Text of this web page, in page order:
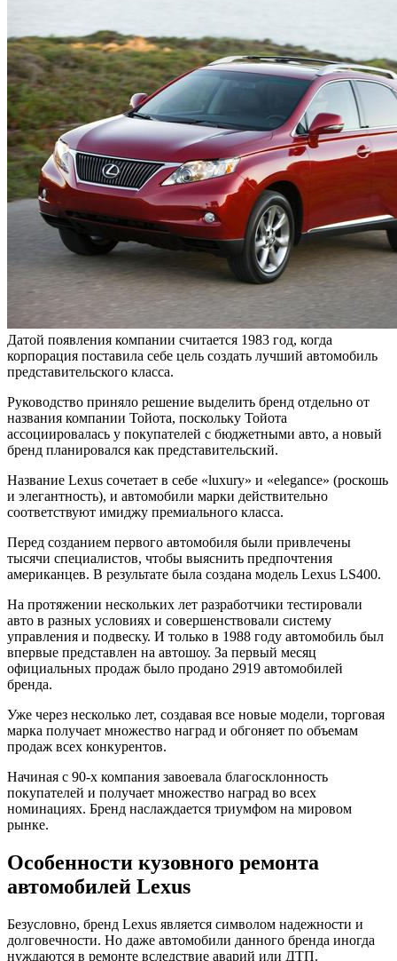
Датой появления компании считается 1983 год, когда
корпорация поставила себе цель создать лучший автомобиль
представительского класса.
Руководство приняло решение выделить бренд отдельно от
названия компании Тойота, поскольку Тойота
ассоциировалась у покупателей с бюджетными авто, а новый
бренд планировался как представительский.
Название Lexus сочетает в себе «luxury» и «elegance» (роскошь
и элегантность), и автомобили марки действительно
соответствуют имиджу премиального класса.
Перед созданием первого автомобиля были привлечены
тысячи специалистов, чтобы выяснить предпочтения
американцев. В результате была создана модель Lexus LS400.
На протяжении нескольких лет разработчики тестировали
авто в разных условиях и совершенствовали систему
управления и подвеску. И только в 1988 году автомобиль был
впервые представлен на автошоу. За первый месяц
официальных продаж было продано 2919 автомобилей
бренда.
Уже через несколько лет, создавая все новые модели, торговая
марка получает множество наград и обгоняет по объемам
продаж всех конкурентов.
Начиная с 90-х компания завоевала благосклонность
покупателей и получает множество наград во всех
номинациях. Бренд наслаждается триумфом на мировом
рынке.
Особенности кузовного ремонта
автомобилей Lexus
Безусловно, бренд Lexus является символом надежности и
долговечности. Но даже автомобили данного бренда иногда
нуждаются в ремонте вследствие аварий или ДТП.